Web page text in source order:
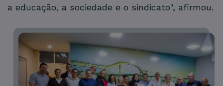
a educação, a sociedade e o sindicato", afirmou.